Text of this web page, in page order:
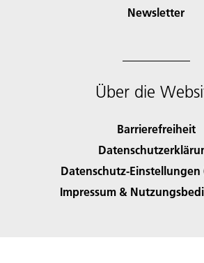
Newsletter
Über die
Barrierefreiheit
Datenschutz-Einstellungen
Impressum &